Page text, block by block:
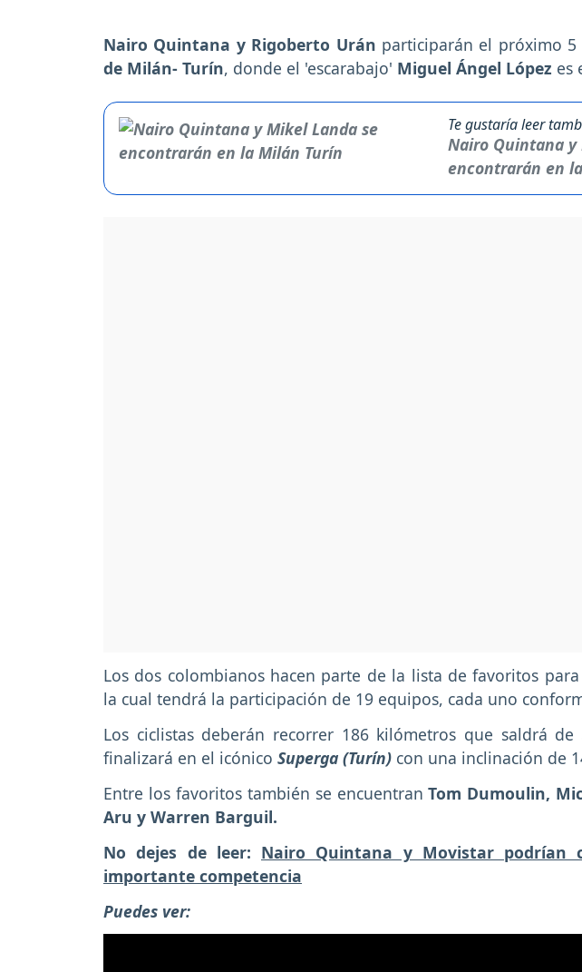
Nairo Quintana y Rigoberto Urán participarán el próximo
de Milán- Turín, donde el 'escarabajo' Miguel Ángel López es
Te gustaría leer
Nairo Quintana y
encontrarán en
Los dos colombianos hacen parte de la lista de favoritos
la cual tendrá la participación de 19 equipos, cada uno
Los ciclistas deberán recorrer 186 kilómetros que saldrá de
finalizará en el icónico Superga (Turín) con una inclinación de
Entre los favoritos también se encuentranTom Dumoulin,
Aru y Warren Barguil.
No dejes de leer: Nairo Quintana y Movistar podrían
importante competencia
Puedes ver: